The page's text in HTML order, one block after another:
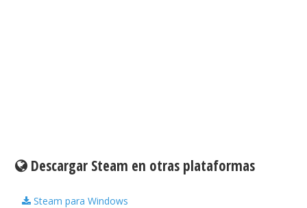
Descargar Steam en otras plataformas
Steam para Windows